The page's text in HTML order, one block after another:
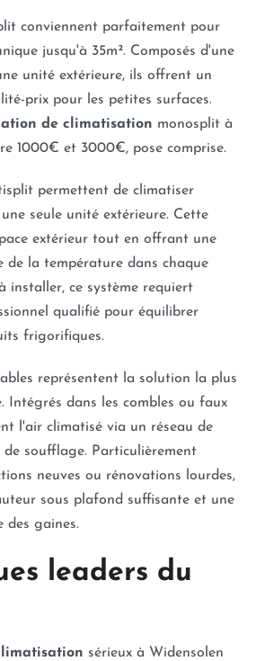
conviennent parfaitement pour
jusqu'à 35m². Composés d'une
unité extérieure, ils offrent un
prix pour les petites surfaces.
de climatisation monosplit à
1000€ et 3000€, pose comprise.
permettent de climatiser
seule unité extérieure. Cette
extérieur tout en offrant une
de la température dans chaque
installer, ce système requiert
qualifié pour équilibrer
frigorifiques.
représentent la solution la plus
Intégrés dans les combles ou faux
l'air climatisé via un réseau de
de soufflage. Particulièrement
neuves ou rénovations lourdes,
sous plafond suffisante et une
des gaines.
leaders du
sérieux à Widensolen